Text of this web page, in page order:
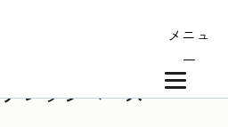
メニュ
ー
ナレッジベース